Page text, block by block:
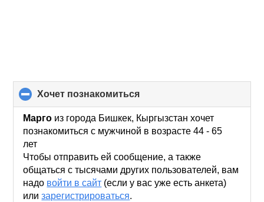
хочет познакомиться
to
collapse
contents
Марго из города Бишкек, Кыргызстан хочет
познакомиться с мужчиной в возрасте 44 - 65
лет
Чтобы отправить ей сообщение, а также
общаться с тысячами других пользователей, вам
надо войти в сайт (если у вас уже есть анкета)
илизарегистрироваться.